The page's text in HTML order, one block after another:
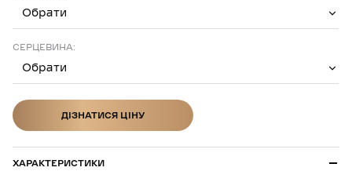
Обрати
СЕРЦЕВИНА:
Обрати
ДІЗНАТИСЯ ЦІНУ
ХАРАКТЕРИСТИКИ